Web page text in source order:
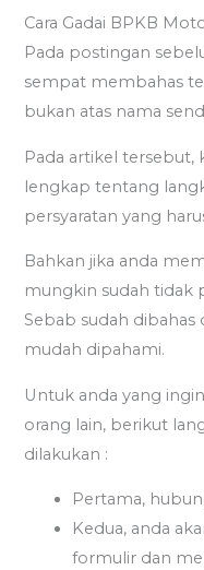
Cara Gadai BPKB
Pada postingan
sempat membahas
bukan atas nama
Pada artikel tersebut,
lengkap tentang
persyaratan yang
Bahkan jika anda
mungkin sudah tidak
Sebab sudah
mudah dipahami.
Untuk anda yang
orang lain, berikut
dilakukan :
Pertama,
Kedua, anda
formulir dan